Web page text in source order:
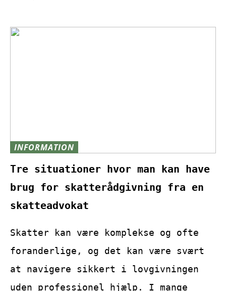
INFORMATION
Tre situationer hvor man kan have
brug for skatterådgivning fra en
skatteadvokat
Skatter kan være komplekse og ofte
foranderlige, og det kan være svært
at navigere sikkert i lovgivningen
uden professionel hjælp. I mange